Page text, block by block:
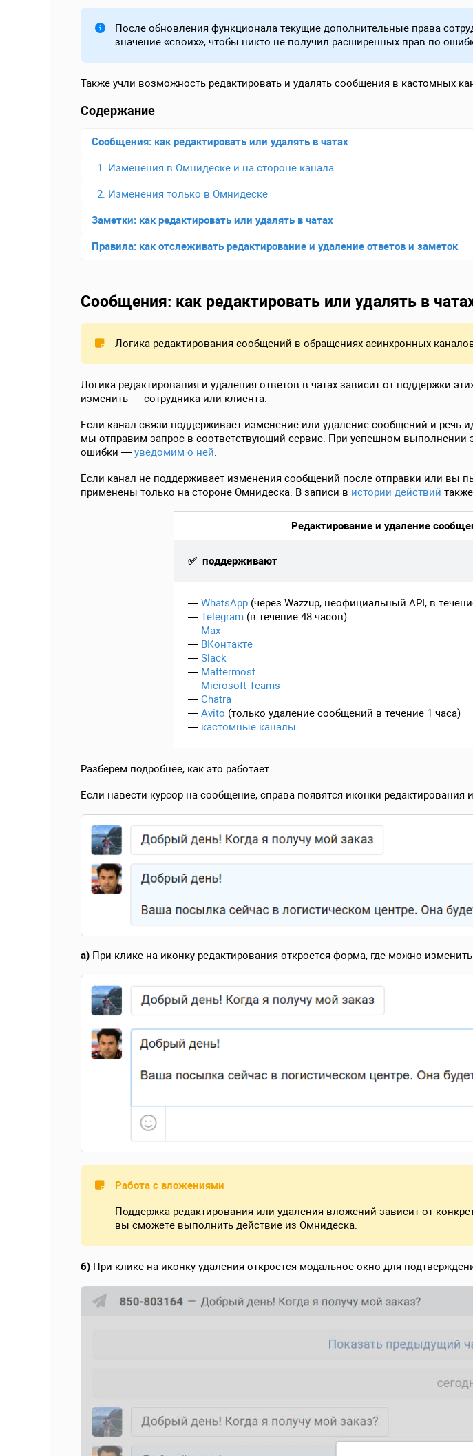
После обновления функционала текущие дополнительные права
значение «своих», чтобы никто не получил расширенных прав по
Также учли возможность редактировать и удалять сообщения в кастомных
Содержание
Сообщения: как редактировать или удалять в чатах
1. Изменения в Омнидеске и на стороне канала
2. Изменения только в Омнидеске
Заметки: как редактировать или удалять в чатах
Правила: как отслеживать редактирование и удаление ответов и заметок
Сообщения: как редактировать или удалять в
Логика редактирования сообщений в обращениях асинхронных
Логика редактирования и удаления ответов в чатах зависит от поддержки
изменить — сотрудника или клиента.
Если канал связи поддерживает изменение или удаление сообщений и
мы отправим запрос в соответствующий сервис. При успешном выполнении
ошибки — уведомим о ней.
Если канал не поддерживает изменения сообщений после отправки или вы
применены только на стороне Омнидеска. В записи в истории действий
Редактирование и удаление
✅ поддерживают
— WhatsApp (через Wazzup, неофициальный API, в
— Telegram (в течение 48 часов)
— Max
— ВКонтакте
— Slack
— Mattermost
— Microsoft Teams
— Chatra
— Avito (только удаление сообщений в течение 1 часа)
— кастомные каналы
Разберем подробнее, как это работает.
Если навести курсор на сообщение, справа появятся иконки редактирования
а) При клике на иконку редактирования откроется форма, где можно
Работа с вложениями
Поддержка редактирования или удаления вложений зависит от
вы сможете выполнить действие из Омнидеска.
б) При клике на иконку удаления откроется модальное окно для